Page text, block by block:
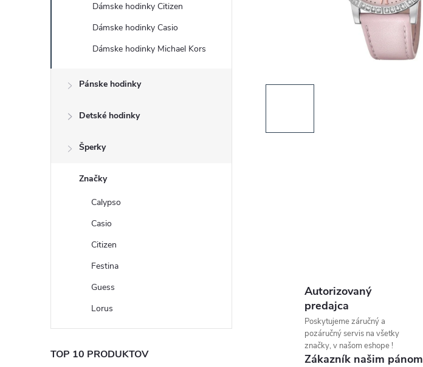
a
Dámske hodinky Citizen
Dámske hodinky Casio
Dámske hodinky Michael Kors
Pánske hodinky
Detské hodinky
Šperky
Značky
Calypso
Casio
Citizen
Festina
Guess
Lorus
TOP 10 PRODUKTOV
Autorizovaný
predajca
Poskytujeme záručný a
pozáručný servis na všetky
značky, v našom eshope !
Zákazník našim pánom